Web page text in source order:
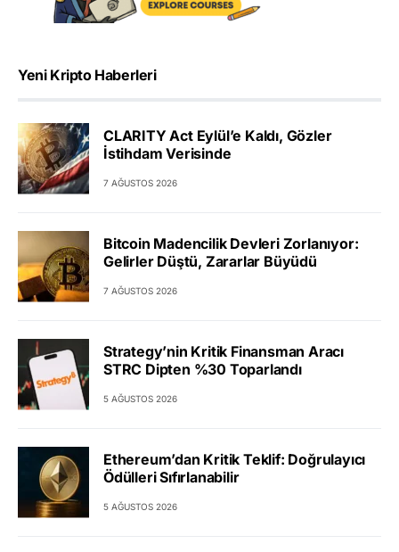
Yeni Kripto Haberleri
CLARITY Act Eylül’e Kaldı, Gözler
İstihdam Verisinde
7 AĞUSTOS 2026
Bitcoin Madencilik Devleri Zorlanıyor:
Gelirler Düştü, Zararlar Büyüdü
7 AĞUSTOS 2026
Strategy’nin Kritik Finansman Aracı
STRC Dipten %30 Toparlandı
5 AĞUSTOS 2026
Ethereum’dan Kritik Teklif: Doğrulayıcı
Ödülleri Sıfırlanabilir
5 AĞUSTOS 2026